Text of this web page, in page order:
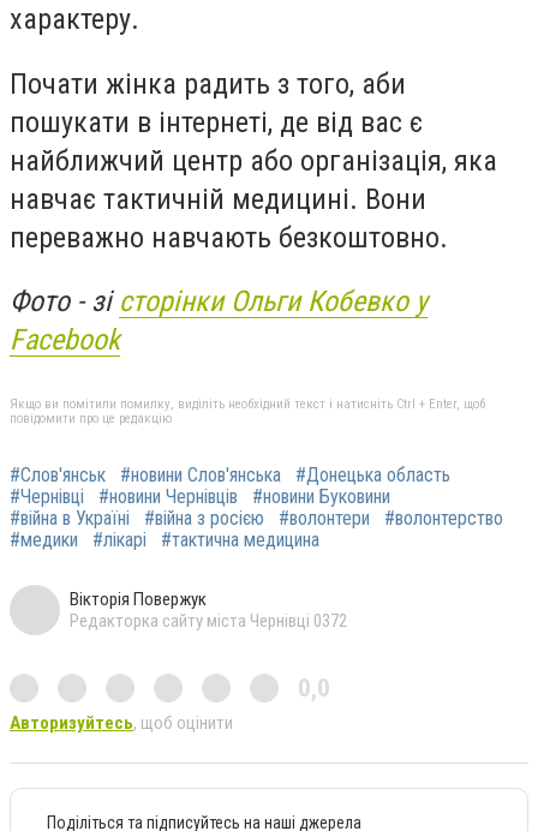
характеру.
Почати жінка радить з того, аби
пошукати в інтернеті, де від вас є
найближчий центр або організація, яка
навчає тактичній медицині. Вони
переважно навчають безкоштовно.
Фото - зі сторінки Ольги Кобевко у
Facebook
Якщо ви помітили помилку, виділіть необхідний текст і натисніть Ctrl + Enter, щоб
повідомити про це редакцію
#Слов'янськ #новини Слов'янська
#Донецька область
#Чернівці
#новини Чернівців
#новини Буковини
#війна в Україні
#війна з росією #волонтери
#волонтерство
#медики
#лікарі #тактична медицина
Вікторія Повержук
Редакторка сайту міста Чернівці 0372
0,0
Авторизуйтесь, щоб оцінити
Поділіться та підписуйтесь на наші джерела